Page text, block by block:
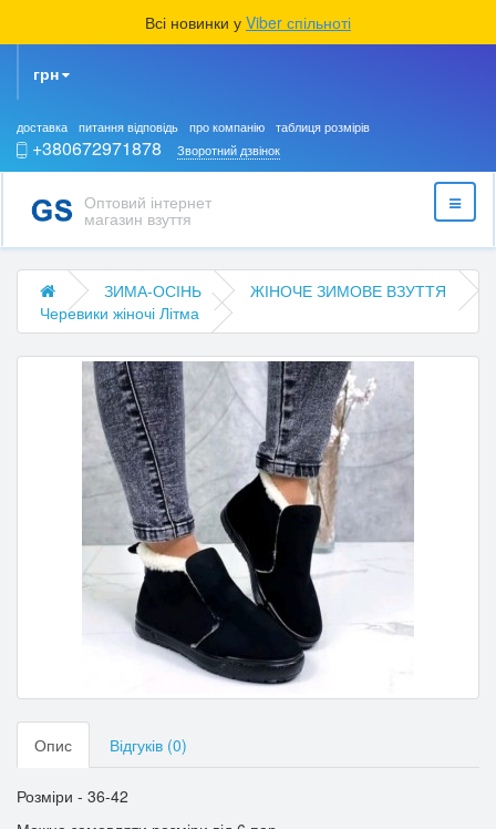
Всі новинки у Viber спільноті
грн
доставка питання відповідь про компанію таблиця розмірів
+380672971878 Зворотний дзвінок
Оптовий інтернет
магазин взуття
ЗИМА-ОСІНЬ
ЖІНОЧЕ ЗИМОВЕ ВЗУТТЯ
Черевики жіночі Літма
Опис Відгуків (0)
Розміри - 36-42